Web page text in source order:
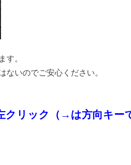
す。
ないのでご安心ください。
リック（→は方向キーで